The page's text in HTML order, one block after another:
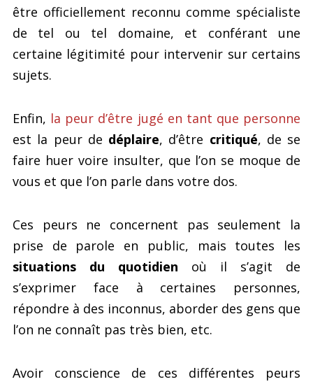
être officiellement reconnu comme spécialiste
de tel ou tel domaine, et conférant une
certaine légitimité pour intervenir sur certains
sujets.
Enfin, la peur d’être jugé en tant que personne
est la peur de déplaire, d’être critiqué, de se
faire huer voire insulter, que l’on se moque de
vous et que l’on parle dans votre dos.
Ces peurs ne concernent pas seulement la
prise de parole en public, mais toutes les
situations du quotidien où il s’agit de
s’exprimer face à certaines personnes,
répondre à des inconnus, aborder des gens que
l’on ne connaît pas très bien, etc.
Avoir conscience de ces différentes peurs